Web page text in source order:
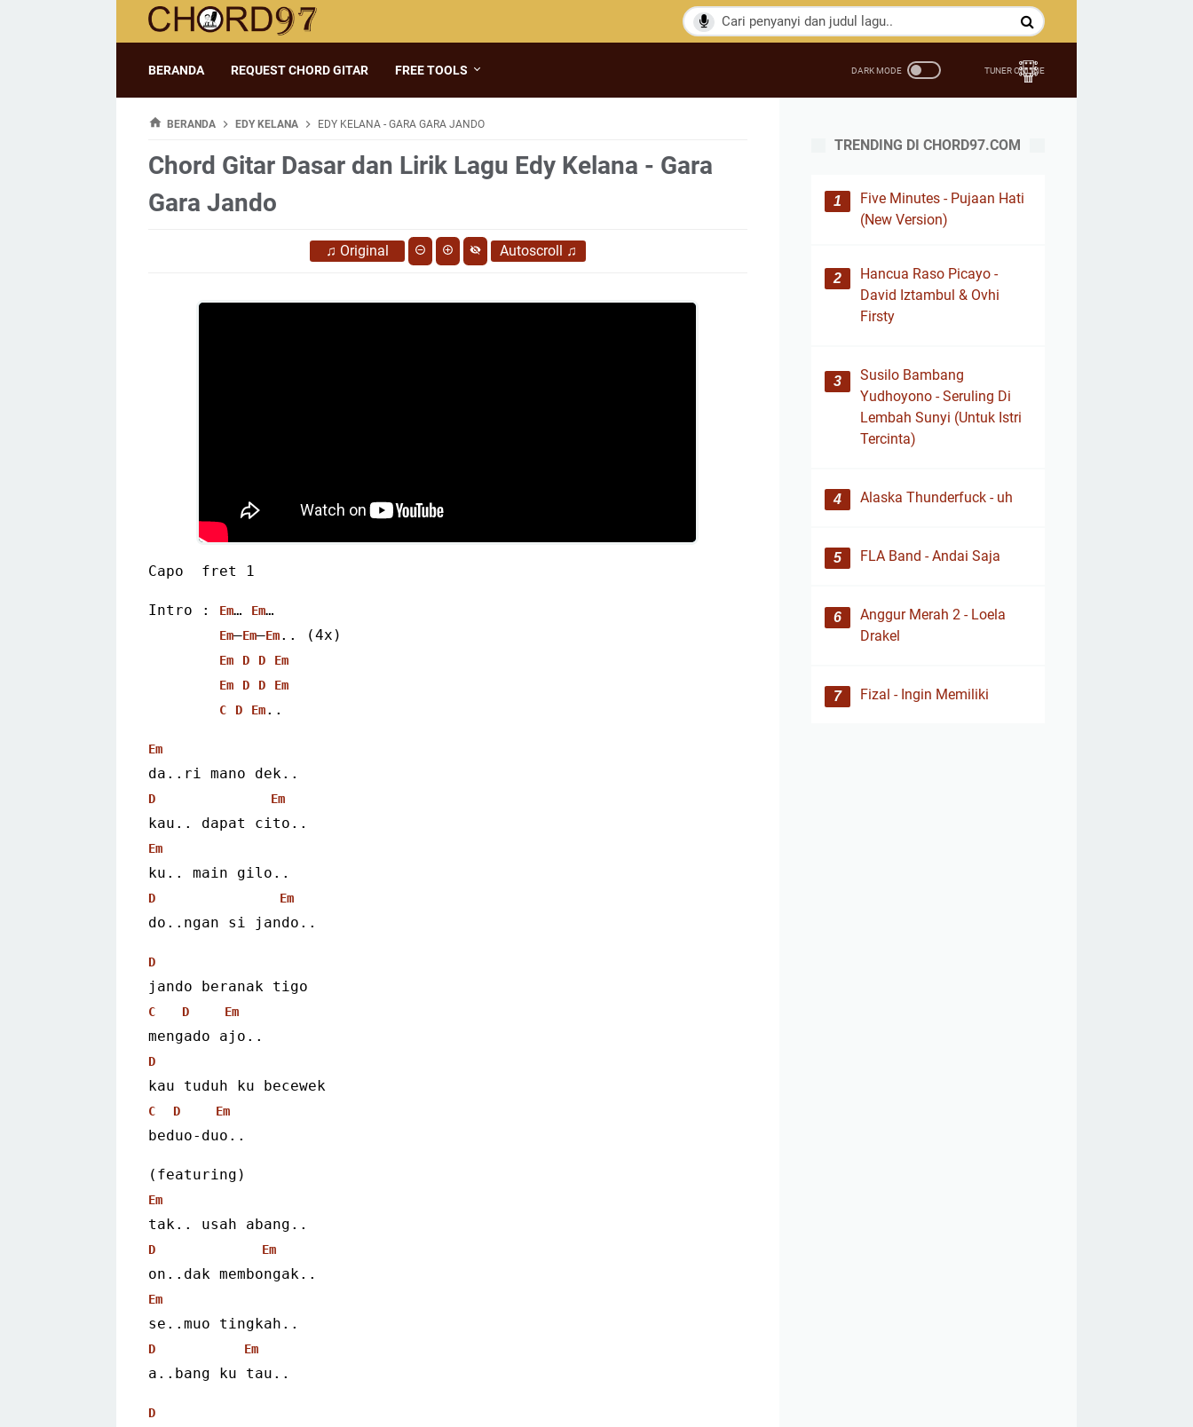
BERANDA REQUEST CHORD GITAR FREE TOOLS
BERANDA EDY KELANA EDY KELANA - GARA GARA JANDO
Chord Gitar Dasar dan Lirik Lagu Edy Kelana - Gara
Gara Jando
♫ Original Autoscroll ♫
Capo  fret 1
Intro : Em… Em…
Em–Em–Em.. (4x)
Em D D
Em
Em
D D
Em
C
D Em..
Em
da..ri mano dek..
D Em
kau.. dapat cito..
Em
ku.. main gilo..
D Em
do..ngan si jando..
D
jando beranak tigo
C D Em
mengado ajo..
D
kau tuduh ku becewek
C D Em
beduo-duo..
(featuring)
Em
tak.. usah abang..
D Em
on..dak membongak..
Em
se..muo tingkah..
D Em
a..bang ku tau..
D
TRENDING DI CHORD97.COM
Five Minutes - Pujaan Hati
(New Version)
Hancua Raso Picayo -
David Iztambul & Ovhi
Firsty
Susilo Bambang
Yudhoyono - Seruling Di
Lembah Sunyi (Untuk Istri
Tercinta)
Alaska Thunderfuck - uh
FLA Band - Andai Saja
Anggur Merah 2 - Loela
Drakel
Fizal - Ingin Memiliki